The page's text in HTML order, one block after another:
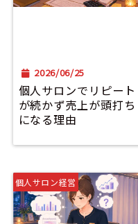
2026/06/25
個人サロンでリピート
が続かず売上が頭打ち
になる理由
個人サロン経営